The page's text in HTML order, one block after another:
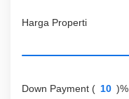
Harga Properti
Down Payment ( )%